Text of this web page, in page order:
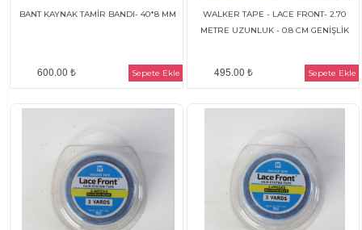
BANT KAYNAK TAMİR BANDI- 40*8 MM
600.00 ₺ Sepete Ekle
WALKER TAPE - LACE FRONT- 2.70
METRE UZUNLUK - 0.8 CM GENİŞLİK
495.00 ₺ Sepete Ekle